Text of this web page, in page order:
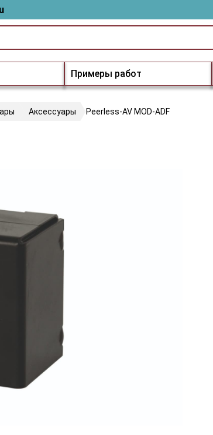
Примеры работ
Аксессуары Peerless-AV MOD-ADF